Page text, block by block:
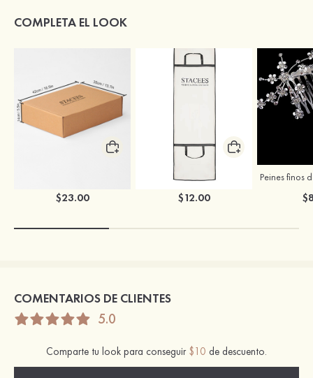
COMPLETA EL LOOK
$23.00 $12.00
COMENTARIOS DE CLIENTES
5.0
Comparte tu look para conseguir $10 de descuento.